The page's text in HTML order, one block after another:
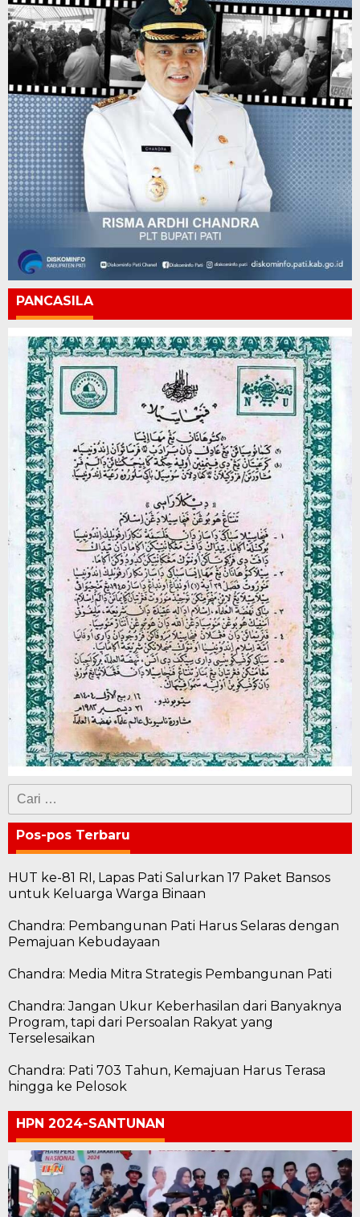
PANCASILA
Cari
untuk:
Pos-pos Terbaru
HUT ke-81 RI, Lapas Pati Salurkan 17 Paket Bansos
untuk Keluarga Warga Binaan
Chandra: Pembangunan Pati Harus Selaras dengan
Pemajuan Kebudayaan
Chandra: Media Mitra Strategis Pembangunan Pati
Chandra: Jangan Ukur Keberhasilan dari Banyaknya
Program, tapi dari Persoalan Rakyat yang
Terselesaikan
Chandra: Pati 703 Tahun, Kemajuan Harus Terasa
hingga ke Pelosok
HPN 2024-SANTUNAN